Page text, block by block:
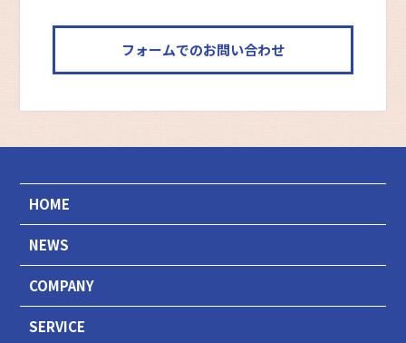
フォームでのお問い合わせ
HOME
NEWS
COMPANY
SERVICE